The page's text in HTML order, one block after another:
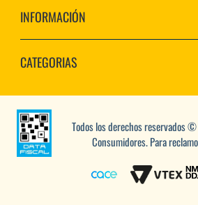
INFORMACIÓN
CATEGORIAS
Todos los derechos reservados
Consumidores. Para